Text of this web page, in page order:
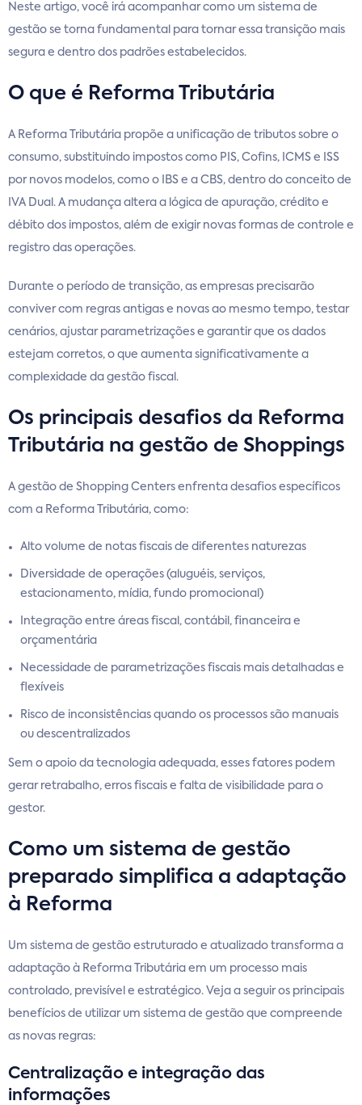
Neste artigo, você irá acompanhar como um sistema de
gestão se torna fundamental para tornar essa transição mais
segura e dentro dos padrões estabelecidos.
O que é Reforma Tributária
A Reforma Tributária propõe a unificação de tributos sobre o
consumo, substituindo impostos como PIS, Cofins, ICMS e ISS
por novos modelos, como o IBS e a CBS, dentro do conceito de
IVA Dual. A mudança altera a lógica de apuração, crédito e
débito dos impostos, além de exigir novas formas de controle e
registro das operações.
Durante o período de transição, as empresas precisarão
conviver com regras antigas e novas ao mesmo tempo, testar
cenários, ajustar parametrizações e garantir que os dados
estejam corretos, o que aumenta significativamente a
complexidade da gestão fiscal.
Os principais desafios da Reforma
Tributária na gestão de Shoppings
A gestão de Shopping Centers enfrenta desafios específicos
com a Reforma Tributária, como:
Alto volume de notas fiscais de diferentes naturezas
Diversidade de operações (aluguéis, serviços,
estacionamento, mídia, fundo promocional)
Integração entre áreas fiscal, contábil, financeira e
orçamentária
Necessidade de parametrizações fiscais mais detalhadas e
flexíveis
Risco de inconsistências quando os processos são manuais
ou descentralizados
Sem o apoio da tecnologia adequada, esses fatores podem
gerar retrabalho, erros fiscais e falta de visibilidade para o
gestor.
Como um sistema de gestão
preparado simplifica a adaptação
à Reforma
Um sistema de gestão estruturado e atualizado transforma a
adaptação à Reforma Tributária em um processo mais
controlado, previsível e estratégico. Veja a seguir os principais
benefícios de utilizar um sistema de gestão que compreende
as novas regras:
Centralização e integração das
informações